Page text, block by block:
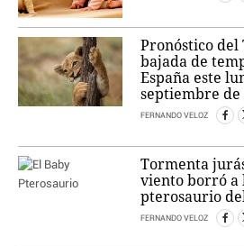
Pronóstico
bajada de
España este
septiembre de
FERNANDO VELOZ
Tormenta
viento borró a
pterosaurio
FERNANDO VELOZ